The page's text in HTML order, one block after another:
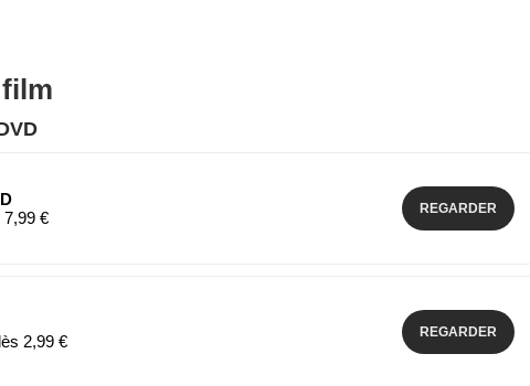
€
REGARDER
2,99 €
REGARDER